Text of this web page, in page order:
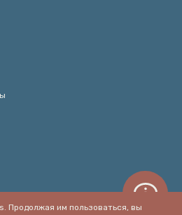
Продолжая им пользоваться, вы